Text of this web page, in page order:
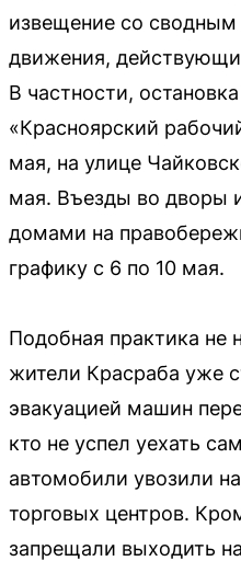
извещение со сводным
движения,
В частности,
«Красноярский
мая, на улице
мая. Въезды во дворы
домами на
графику с 6 по 10 мая.
Подобная практика не
жители Красраба уже
эвакуацией машин
кто не успел уехать
автомобили увозили
торговых центров.
запрещали выходить